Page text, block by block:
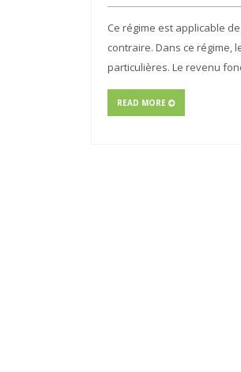
Ce régime est applicable
contraire. Dans ce régime,
particulières. Le revenu
READ MORE